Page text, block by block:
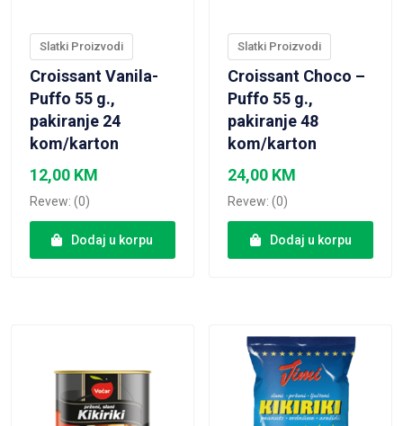
Slatki Proizvodi
Croissant Vanila-
Puffo 55 g.,
pakiranje 24
kom/karton
12,00 KM
Revew: (0)
Dodaj u korpu
Slatki Proizvodi
Croissant Choco –
Puffo 55 g.,
pakiranje 48
kom/karton
24,00 KM
Revew: (0)
Dodaj u korpu